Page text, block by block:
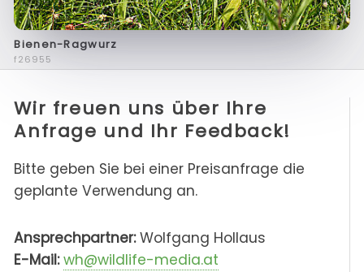
Bienen-Ragwurz
f26955
Wir freuen uns über Ihre
Anfrage und Ihr Feedback!
Bitte geben Sie bei einer Preisanfrage die
geplante Verwendung an.
Ansprechpartner:Wolfgang Hollaus
E-Mail: wh@wildlife-media.at